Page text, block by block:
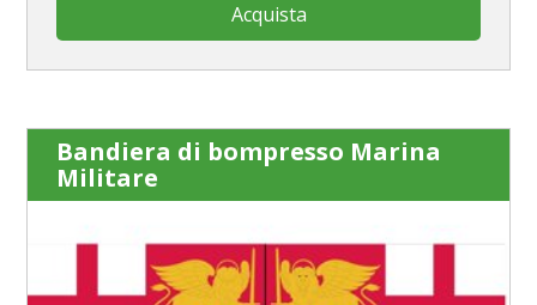
Acquista
Bandiera di bompresso Marina
Militare